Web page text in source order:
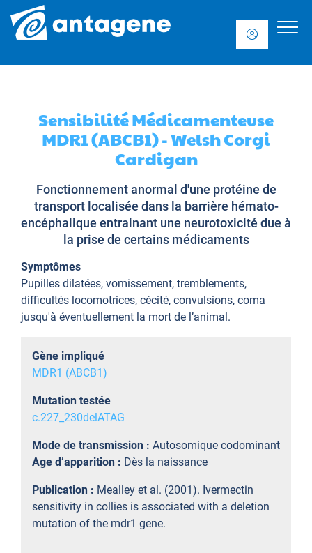
Sensibilité Médicamenteuse
MDR1 (ABCB1) - Welsh Corgi
Cardigan
Fonctionnement anormal d'une protéine de
transport localisée dans la barrière hémato-
encéphalique entrainant une neurotoxicité due à
la prise de certains médicaments
Symptômes
Pupilles dilatées, vomissement, tremblements,
difficultés locomotrices, cécité, convulsions, coma
jusqu'à éventuellement la mort de l’animal.
Gène impliqué
MDR1 (ABCB1)
Mutation testée
c.227_230delATAG
Mode de transmission : Autosomique codominant
Age d’apparition : Dès la naissance
Publication : Mealley et al. (2001). Ivermectin
sensitivity in collies is associated with a deletion
mutation of the mdr1 gene.